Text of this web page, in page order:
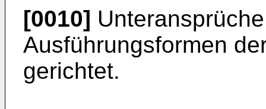
[0010]
Ausführungsformen
gerichtet.